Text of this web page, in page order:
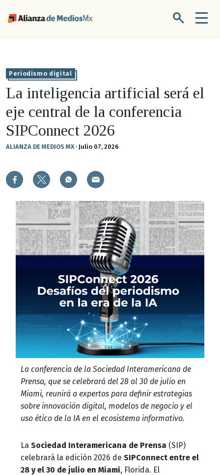
Periodismo digital
La inteligencia artificial será el
eje central de la conferencia
SIPConnect 2026
ALIANZA DE MEDIOS MX · Julio 07, 2026
La conferencia de la Sociedad Interamericana de
Prensa, que se celebrará del 28 al 30 de julio en
Miami, reunirá a expertos para definir estrategias
sobre innovación digital, modelos de negocio y el
uso ético de la IA en el ecosistema informativo.
La Sociedad Interamericana de Prensa (SIP)
celebrará la edición 2026 de SIPConnect entre el
28 y el 30 de julio en Miami, Florida. El